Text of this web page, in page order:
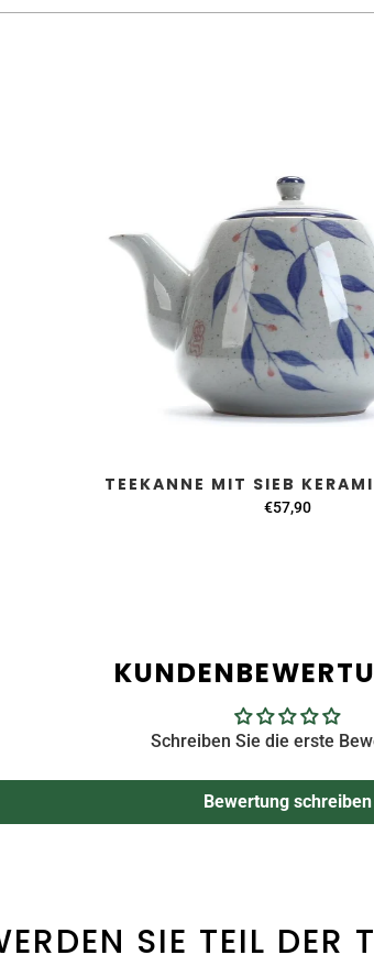
TEEKANNE MIT SIEB
€57,90
Schreiben Sie die erste
Bewertung schreiben
SIE TEIL DER